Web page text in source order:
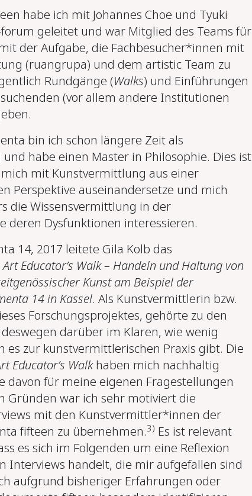
habe ich mit Johannes Choe und Tyuki
geleitet und war Mitglied des Teams für
der Aufgabe, die Fachbesucher*innen mit
(ruangrupa) und dem artistic Team zu
Rundgänge (Walks) und Einführungen
(vor allem andere Institutionen
bin ich schon längere Zeit als
habe einen Master in Philosophie. Dies ist
mit Kunstvermittlung aus einer
Perspektive auseinandersetze und mich
die Wissensvermittlung in der
deren Dysfunktionen interessieren.
14, 2017 leitete Gila Kolb das
Art Educator’s Walk – Handeln und Haltung von
Kunst am Beispiel der
14 in Kassel. Als Kunstvermittlerin bzw.
Forschungsprojektes, gehörte zu den
darüber im Klaren, wie wenig
es zur kunstvermittlerischen Praxis gibt. Die
Educator’s Walkhaben mich nachhaltig
davon für meine eigenen Fragestellungen
Gründen war ich sehr motiviert die
mit den Kunstvermittler*innen der
fifteen zu übernehmen.3) Es ist relevant
es sich im Folgenden um eine Reflexion
Interviews handelt, die mir aufgefallen sind
aufgrund bisheriger Erfahrungen oder